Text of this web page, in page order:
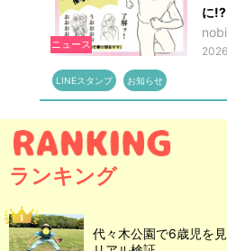
ニュース
に
LINEスタンプ お知らせ
ランキング
代々木公園で6歳児を